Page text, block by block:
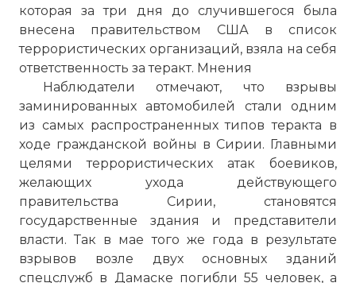
которая за три дня до случившегося была
внесена правительством США в список
террористических организаций, взяла на себя
ответственность за теракт. Мнения
Наблюдатели отмечают, что взрывы
заминированных автомобилей стали одним
из самых распространенных типов теракта в
ходе гражданской войны в Сирии. Главными
целями террористических атак боевиков,
желающих ухода действующего
правительства Сирии, становятся
государственные здания и представители
власти. Так в мае того же года в результате
взрывов возле двух основных зданий
спецслужб в Дамаске погибли 55 человек, а